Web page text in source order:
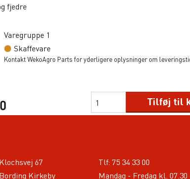
fjedre
Varegruppe 1
Skaffevare
Kontakt WekoAgro Parts for yderligere oplysninger om
Tilføj til
Klochsvej 67
Bording Kirkeby
Tlf: 75 34 33 00
Mandag - Fredag kl. 07.30